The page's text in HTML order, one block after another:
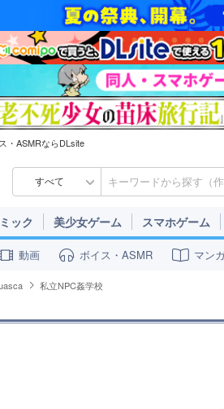
・ASMRならDLsite
すべて
ック 美少女ゲーム スマホゲーム
動画 ボイス・ASMR マン
私立NPC姦学校